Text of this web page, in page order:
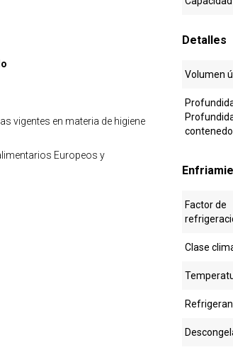
vigentes en materia de higiene
Europeos y
Detalles
Volumen
Factor de
Clase